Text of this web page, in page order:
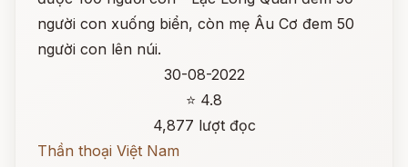
người con xuống biển, còn mẹ Âu Cơ đem 50
người con lên núi.
30-08-2022
⭐ 4.8
4,877 lượt đọc
Thần thoại Việt Nam